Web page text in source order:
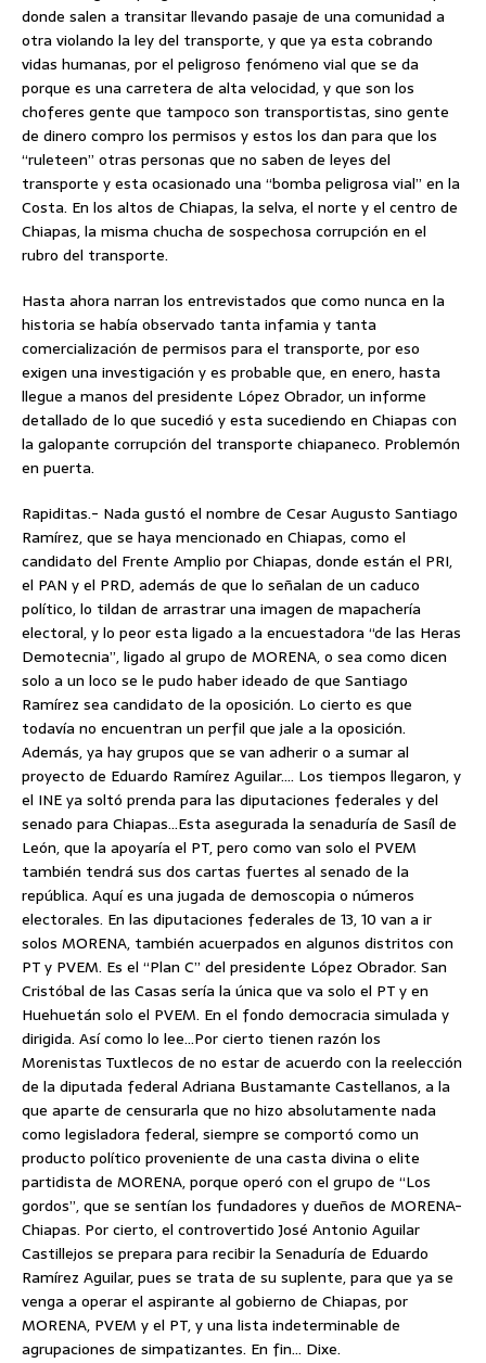
donde salen a transitar llevando pasaje de una comunidad a
otra violando la ley del transporte, y que ya esta cobrando
vidas humanas, por el peligroso fenómeno vial que se da
porque es una carretera de alta velocidad, y que son los
choferes gente que tampoco son transportistas, sino gente
de dinero compro los permisos y estos los dan para que los
“ruleteen” otras personas que no saben de leyes del
transporte y esta ocasionado una “bomba peligrosa vial” en la
Costa. En los altos de Chiapas, la selva, el norte y el centro de
Chiapas, la misma chucha de sospechosa corrupción en el
rubro del transporte.
Hasta ahora narran los entrevistados que como nunca en la
historia se había observado tanta infamia y tanta
comercialización de permisos para el transporte, por eso
exigen una investigación y es probable que, en enero, hasta
llegue a manos del presidente López Obrador, un informe
detallado de lo que sucedió y esta sucediendo en Chiapas con
la galopante corrupción del transporte chiapaneco. Problemón
en puerta.
Rapiditas.- Nada gustó el nombre de Cesar Augusto Santiago
Ramírez, que se haya mencionado en Chiapas, como el
candidato del Frente Amplio por Chiapas, donde están el PRI,
el PAN y el PRD, además de que lo señalan de un caduco
político, lo tildan de arrastrar una imagen de mapachería
electoral, y lo peor esta ligado a la encuestadora “de las Heras
Demotecnia”, ligado al grupo de MORENA, o sea como dicen
solo a un loco se le pudo haber ideado de que Santiago
Ramírez sea candidato de la oposición. Lo cierto es que
todavía no encuentran un perfil que jale a la oposición.
Además, ya hay grupos que se van adherir o a sumar al
proyecto de Eduardo Ramírez Aguilar…. Los tiempos llegaron, y
el INE ya soltó prenda para las diputaciones federales y del
senado para Chiapas…Esta asegurada la senaduría de Sasíl de
León, que la apoyaría el PT, pero como van solo el PVEM
también tendrá sus dos cartas fuertes al senado de la
república. Aquí es una jugada de demoscopia o números
electorales. En las diputaciones federales de 13, 10 van a ir
solos MORENA, también acuerpados en algunos distritos con
PT y PVEM. Es el “Plan C” del presidente López Obrador. San
Cristóbal de las Casas sería la única que va solo el PT y en
Huehuetán solo el PVEM. En el fondo democracia simulada y
dirigida. Así como lo lee…Por cierto tienen razón los
Morenistas Tuxtlecos de no estar de acuerdo con la reelección
de la diputada federal Adriana Bustamante Castellanos, a la
que aparte de censurarla que no hizo absolutamente nada
como legisladora federal, siempre se comportó como un
producto político proveniente de una casta divina o elite
partidista de MORENA, porque operó con el grupo de “Los
gordos”, que se sentían los fundadores y dueños de MORENA-
Chiapas. Por cierto, el controvertido José Antonio Aguilar
Castillejos se prepara para recibir la Senaduría de Eduardo
Ramírez Aguilar, pues se trata de su suplente, para que ya se
venga a operar el aspirante al gobierno de Chiapas, por
MORENA, PVEM y el PT, y una lista indeterminable de
agrupaciones de simpatizantes. En fin… Dixe.